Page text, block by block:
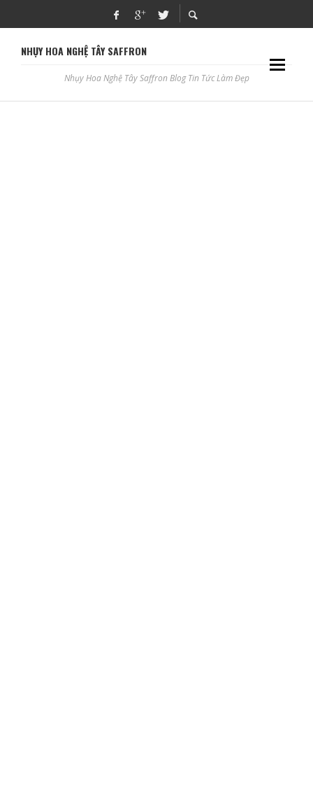
NHỤY HOA NGHỆ TÂY SAFFRON
Nhụy Hoa Nghệ Tây Saffron Blog Tin Tức Làm Đẹp